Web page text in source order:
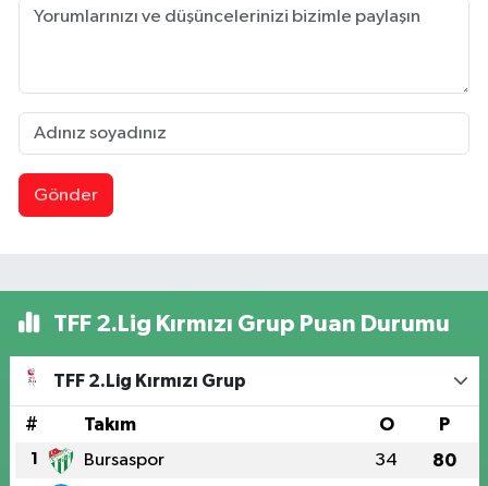
Gönder
TFF 2.Lig Kırmızı Grup Puan Durumu
TFF 2.Lig Kırmızı Grup
# Takım O P
1 Bursaspor 34 80